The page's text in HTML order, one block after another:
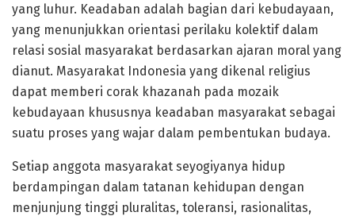
yang luhur. Keadaban adalah bagian dari kebudayaan,
yang menunjukkan orientasi perilaku kolektif dalam
relasi sosial masyarakat berdasarkan ajaran moral yang
dianut. Masyarakat Indonesia yang dikenal religius
dapat memberi corak khazanah pada mozaik
kebudayaan khususnya keadaban masyarakat sebagai
suatu proses yang wajar dalam pembentukan budaya.
Setiap anggota masyarakat seyogiyanya hidup
berdampingan dalam tatanan kehidupan dengan
menjunjung tinggi pluralitas, toleransi, rasionalitas,